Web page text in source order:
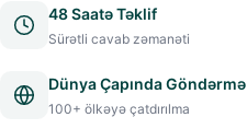
48 Saatə Təklif
Sürətli cavab zəmanəti
Dünya Çapında Göndərmə
100+ ölkəyə çatdırılma